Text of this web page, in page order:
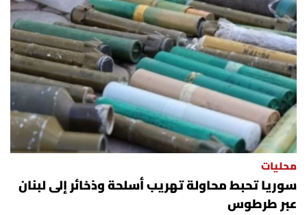
محليات
سوريا تحبط محاولة تهريب أسلحة وذخائر إلى لبنان
عبر طرطوس